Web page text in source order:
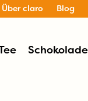
Über claro Blog
Tee